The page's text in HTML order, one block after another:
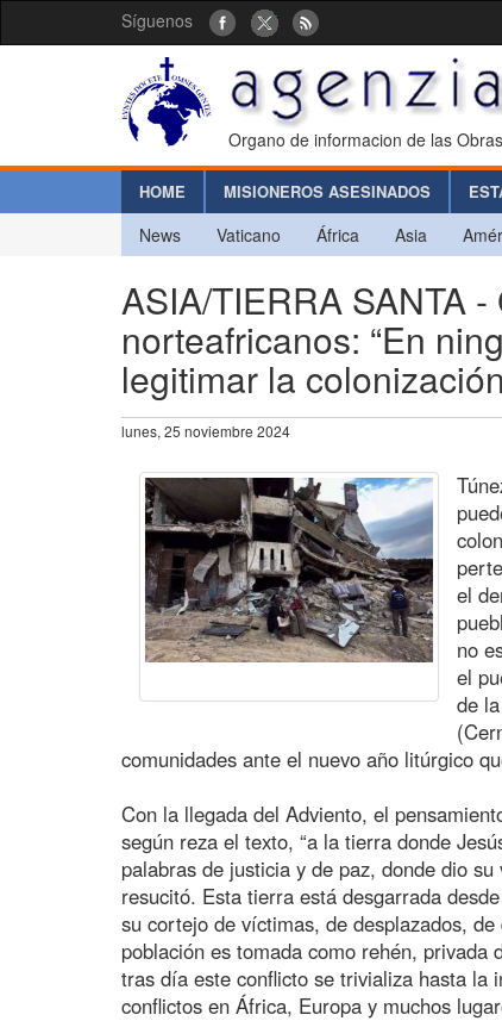
Síguenos
Organo de informacion de las
HOME MISIONEROS ASESINADOS
News Vaticano África Asia
ASIA/TIERRA SANTA
norteafricanos: “En
legitimar la
lunes, 25 noviembre 2024
el
no
el
de
comunidades ante el nuevo año litúrgico
Con la llegada del Adviento, el
según reza el texto, “a la tierra donde
palabras de justicia y de paz, donde dio
resucitó. Esta tierra está desgarrada
su cortejo de víctimas, de desplazados,
población es tomada como rehén,
tras día este conflicto se trivializa hasta la
conflictos en África, Europa y muchos